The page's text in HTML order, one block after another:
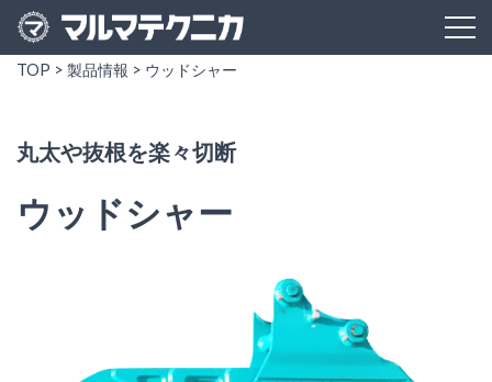
TOP > 製品情報 > ウッドシャー
丸太や抜根を楽々切断
ウッドシャー